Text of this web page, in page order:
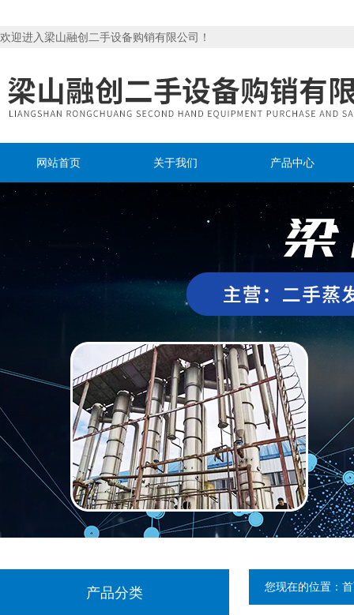
欢迎进入梁山融创二手设备购销有限公司！
网站首页 关于我们 产品中心
产品分类 您现在的位置：